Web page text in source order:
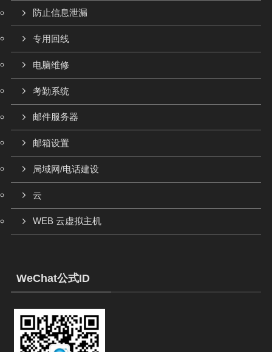
防止信息泄漏
专用回线
电脑维修
考勤系统
邮件服务器
邮箱设置
局域网/电话建设
云
WEB 云虚拟主机
WeChat公式ID